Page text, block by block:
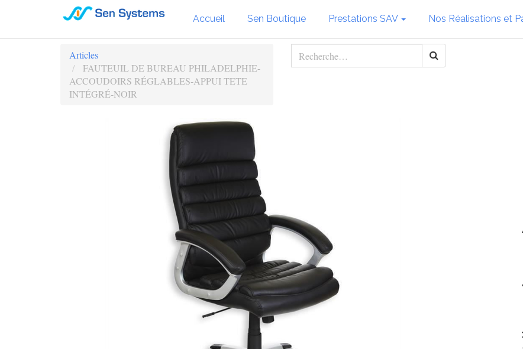
Accueil Sen Boutique Prestations SAV Nos Réalisations et
Articles
FAUTEUIL DE BUREAU PHILADELPHIE-
ACCOUDOIRS RÉGLABLES-APPUI TETE
INTÉGRÉ-NOIR